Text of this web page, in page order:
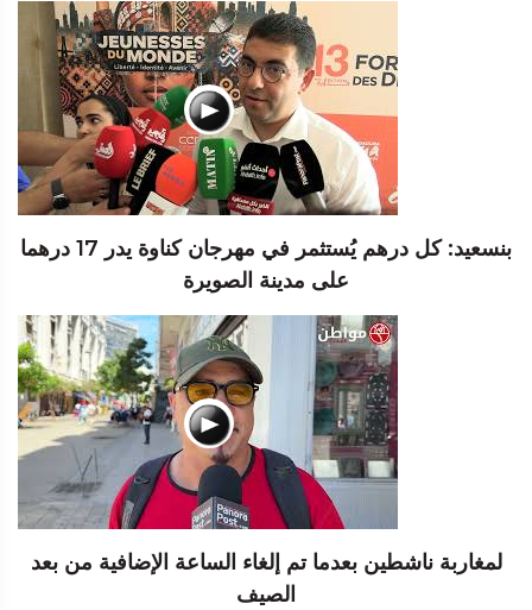
بنسعيد: كل درهم يُستثمر في مهرجان كناوة يدر 17 درهما
على مدينة الصويرة
لمغاربة ناشطين بعدما تم إلغاء الساعة الإضافية من بعد
الصيف